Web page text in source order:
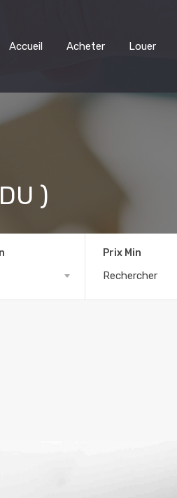
Accueil Acheter Louer
)
Prix Min
Rechercher